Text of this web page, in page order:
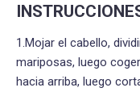
1.Mojar el cabello,
mariposas, luego
hacia arriba, luego